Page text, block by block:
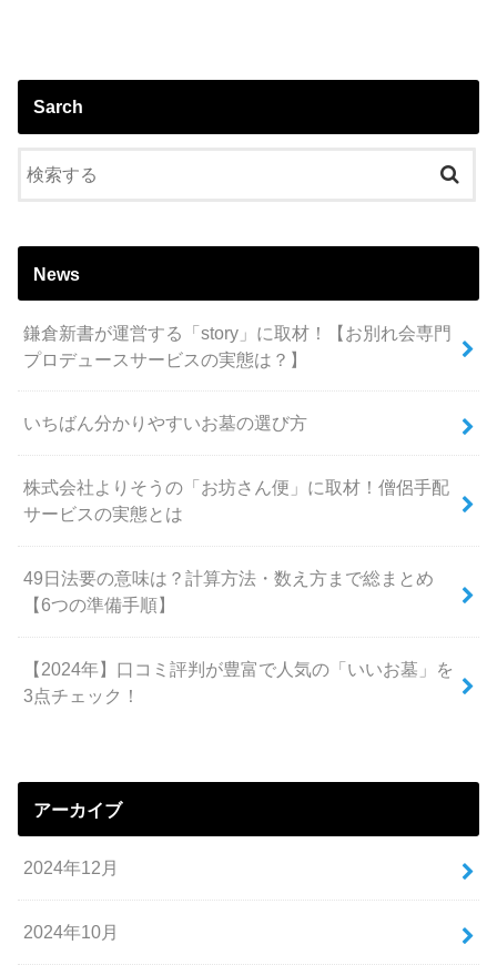
Sarch
News
鎌倉新書が運営する「story」に取材！【お別れ会専門
プロデュースサービスの実態は？】
いちばん分かりやすいお墓の選び方
株式会社よりそうの「お坊さん便」に取材！僧侶手配
サービスの実態とは
49日法要の意味は？計算方法・数え方まで総まとめ
【6つの準備手順】
【2024年】口コミ評判が豊富で人気の「いいお墓」を
3点チェック！
アーカイブ
2024年12月
2024年10月